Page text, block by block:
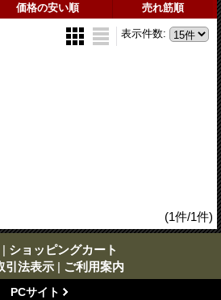
価格の安い順 売れ筋順
表示件数:
(1件/1件)
| ショッピングカート
引法表示 | ご利用案内
PCサイト